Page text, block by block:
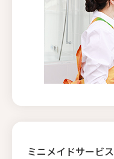
ミニメイドサービス